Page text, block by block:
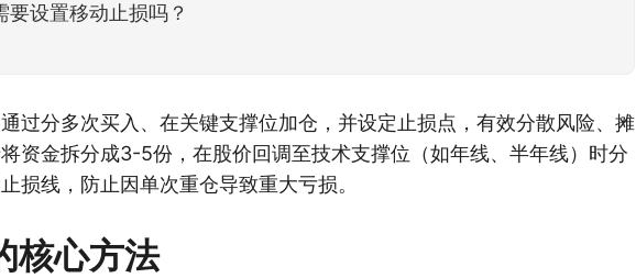
要设置移动止损吗？
过分多次买入、在关键支撑位加仓，并设定止损点，有效分散风险、摊
资金拆分成3-5份，在股价回调至技术支撑位（如年线、半年线）时分
损线，防止因单次重仓导致重大亏损。
核心方法